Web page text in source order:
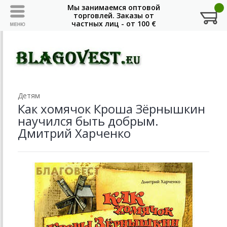
Детям
Как хомячок Кроша Зёрнышкин
научился быть добрым.
Дмитрий Харченко